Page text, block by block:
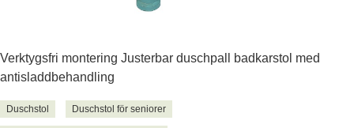
Verktygsfri montering Justerbar duschpall badkarstol med
antisladdbehandling
Duschstol Duschstol för seniorer